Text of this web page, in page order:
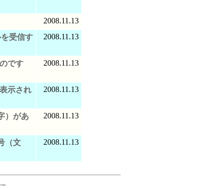
2008.11.13
受信す
2008.11.13
です
2008.11.13
示され
2008.11.13
）があ
2008.11.13
（文
2008.11.13